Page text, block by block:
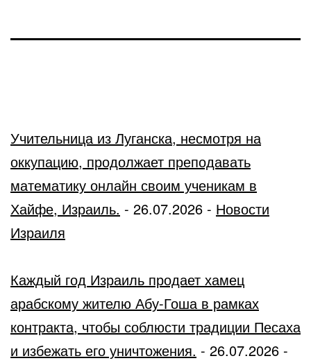
Учительница из Луганска, несмотря на
оккупацию, продолжает преподавать
математику онлайн своим ученикам в
Хайфе, Израиль. - 26.07.2026 - Новости
Израиля
Каждый год Израиль продает хамец
арабскому жителю Абу-Гоша в рамках
контракта, чтобы соблюсти традиции Песаха
и избежать его уничтожения. - 26.07.2026 -